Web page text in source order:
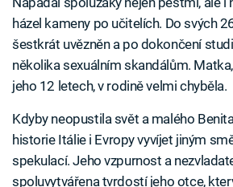
házel kameny po učitelích. Do svých
šestkrát uvězněn a po dokončení
několika sexuálním skandálům.
jeho 12 letech, v rodině velmi chyběla.
Kdyby neopustila svět a malého
historie Itálie i Evropy vyvíjet jiným
spekulací. Jeho vzpurnost a
spoluvytvářena tvrdostí jeho otce,